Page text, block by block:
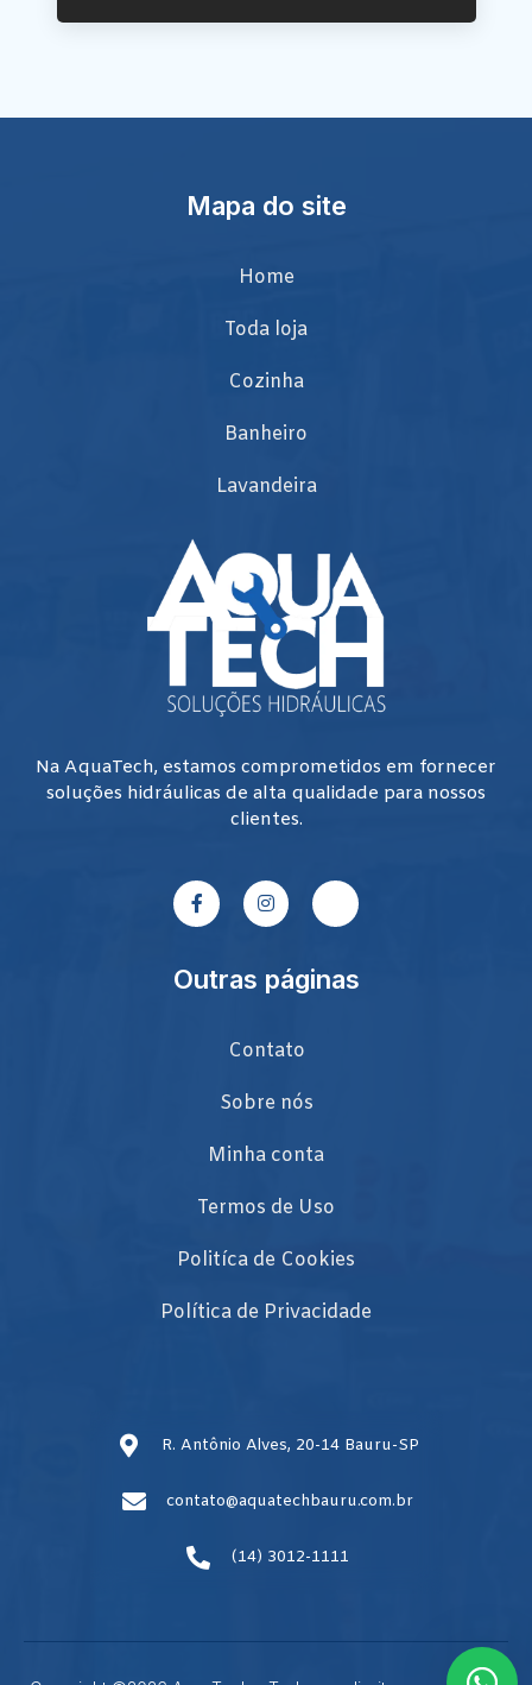
Mapa do site
Home
Toda loja
Cozinha
Banheiro
Lavandeira
Na AquaTech, estamos comprometidos em fornecer
soluções hidráulicas de alta qualidade para nossos
clientes.
Outras páginas
Contato
Sobre nós
Minha conta
Termos de Uso
Politíca de Cookies
Política de Privacidade
R. Antônio Alves, 20-14 Bauru-SP
contato@aquatechbauru.com.br
(14) 3012-1111